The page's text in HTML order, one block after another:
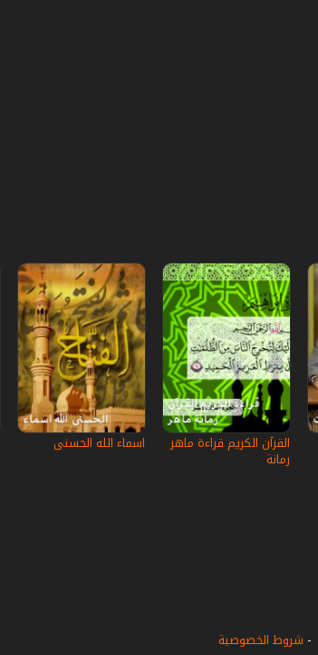
القرآن الكريم قراءة ماهر
رمانة
اسماء الله الحسنى
- شروط الخصوصية